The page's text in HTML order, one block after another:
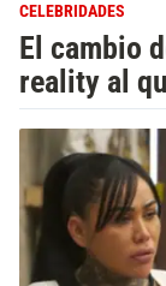
CELEBRIDADES
El cambio
reality al